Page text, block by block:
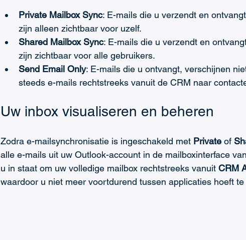
Private Mailbox Sync: E-mails die u verzendt en
zijn alleen zichtbaar voor uzelf.
Shared Mailbox Sync: E-mails die u verzendt en
zijn zichtbaar voor alle gebruikers.
Send Email Only: E-mails die u ontvangt, verschijnen
steeds e-mails rechtstreeks vanuit de CRM naar
Uw inbox visualiseren en beheren
Zodra e-mailsynchronisatie is ingeschakeld met Private of
alle e-mails uit uw Outlook-account in de mailboxinterface
u in staat om uw volledige mailbox rechtstreeks vanuit CRM
waardoor u niet meer voortdurend tussen applicaties hoeft